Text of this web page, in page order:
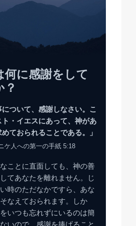
何に感謝をして
？
について、感謝しなさい。こ
・イエスにあって、神があ
ておられることである。」
ケ人への第一の手紙 5:18
ことに直面しても、神の善
てあなたを離れません。じ
時のただなかですら、あな
なえておられます。しか
いつも忘れずにいるのは簡
いので、感謝を捧げること